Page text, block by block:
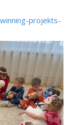
projekts-